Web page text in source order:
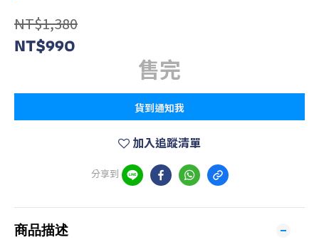
NT$1,380
NT$990
售完
貨到通知我
加入追蹤清單
分享到
商品描述